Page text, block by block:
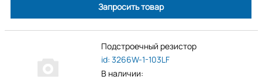
Запросить товар
Подстроечный резистор
id: 3266W-1-103LF
В наличии: